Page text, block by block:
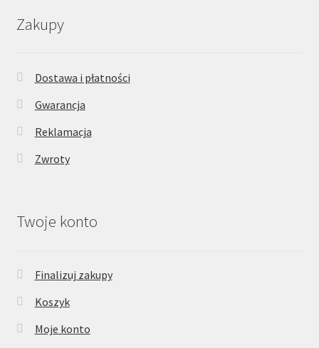
Zakupy
Dostawa i płatności
Gwarancja
Reklamacja
Zwroty
Twoje konto
Finalizuj zakupy
Koszyk
Moje konto